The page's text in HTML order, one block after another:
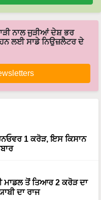
ਨਾਲ ਜੁੜੀਆਂ ਦੇਸ਼ ਭਰ
ਲਈ ਸਾਡੇ ਨਿਉਜ਼ਲੈਟਰ ਦੇ
1 ਕਰੋੜ, ਇਸ ਕਿਸਾਨ
ਮਾਡਲ ਤੋਂ ਤਿਆਰ 2 ਕਰੋੜ ਦਾ
ਦਾ ਰਾਜ